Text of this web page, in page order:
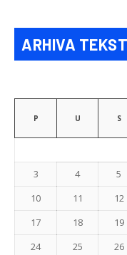
ARHIVA
P U S
3
4 5
10
11 12
17
18 19
24
25 26